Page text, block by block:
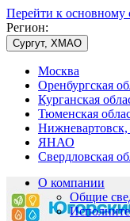
Перейти к
Регион:
Сургут, ХМАО
Москва
Оренбургская
Курганская
Тюменская
ЯНАО
Свердловская
О компании
Общие